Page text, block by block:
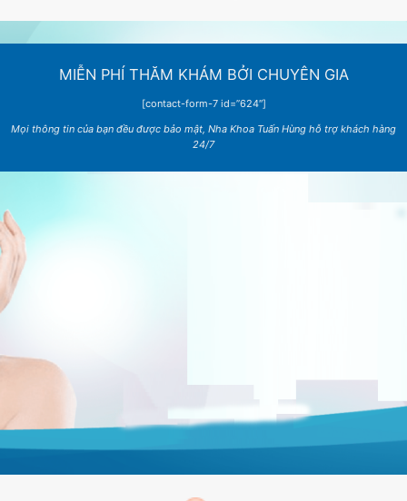
MIỄN PHÍ THĂM KHÁM BỞI CHUYÊN GIA
[contact-form-7 id=”624″]
Mọi thông tin của bạn đều được bảo mật, Nha Khoa Tuấn Hùng hỗ trợ khách hàng
24/7